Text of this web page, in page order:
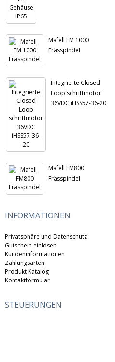
Mafell FM 1000
Frässpindel
Integrierte Closed
Loop schrittmotor
36VDC iHSS57-36-20
Mafell FM800
Frässpindel
INFORMATIONEN
Privatsphäre und Datenschutz
Gutschein einlösen
Kundeninformationen
Zahlungsarten
Produkt Katalog
Kontaktformular
STEUERUNGEN